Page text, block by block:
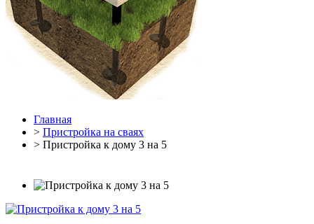
Главная
> Пристройка на сваях
> Пристройка к дому 3 на 5